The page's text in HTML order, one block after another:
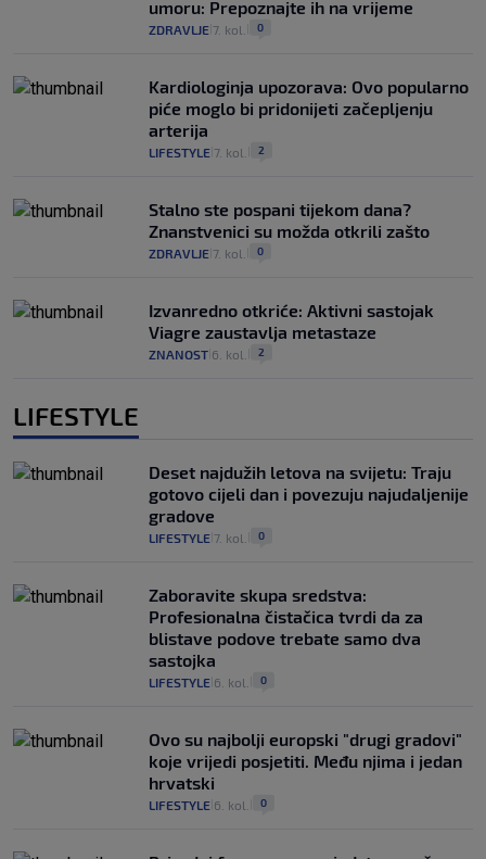
umoru: Prepoznajte ih na vrijeme
ZDRAVLJE 7. kol. 0
Kardiologinja upozorava: Ovo popularno
piće moglo bi pridonijeti začepljenju
arterija
LIFESTYLE 7. kol. 2
Stalno ste pospani tijekom dana?
Znanstvenici su možda otkrili zašto
ZDRAVLJE 7. kol. 0
Izvanredno otkriće: Aktivni sastojak
Viagre zaustavlja metastaze
ZNANOST 6. kol. 2
LIFESTYLE
Deset najdužih letova na svijetu: Traju
gotovo cijeli dan i povezuju najudaljenije
gradove
LIFESTYLE 7. kol. 0
Zaboravite skupa sredstva:
Profesionalna čistačica tvrdi da za
blistave podove trebate samo dva
sastojka
LIFESTYLE 6. kol. 0
Ovo su najbolji europski "drugi gradovi"
koje vrijedi posjetiti. Među njima i jedan
hrvatski
LIFESTYLE 6. kol. 0